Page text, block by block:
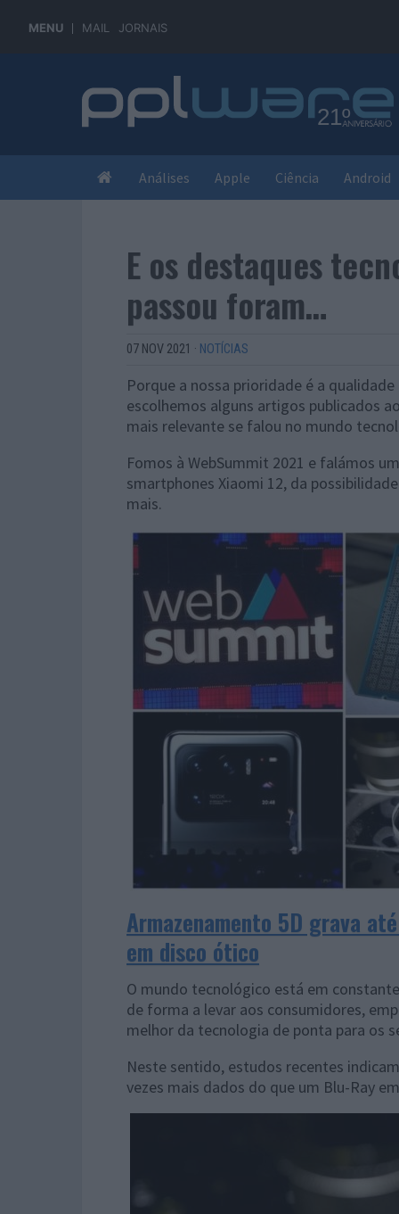
MENU MAIL JORNAIS
Análises Apple Ciência Android
E os destaques
passou foram…
07 NOV 2021 · NOTÍCIAS
Porque a nossa prioridade é a
escolhemos alguns artigos publicados
mais relevante se falou no mundo
Fomos à WebSummit 2021 e falámos
smartphones Xiaomi 12, da
mais.
Armazenamento 5D grava
em disco ótico
O mundo tecnológico está em
de forma a levar aos consumidores,
melhor da tecnologia de ponta para os
Neste sentido, estudos recentes
vezes mais dados do que um Blu-Ray